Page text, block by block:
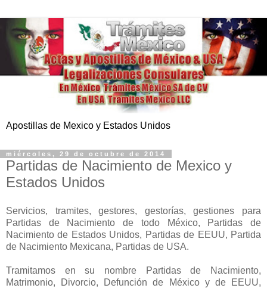
Apostillas de Mexico y Estados Unidos
miércoles, 29 de octubre de 2014
Partidas de Nacimiento de Mexico y
Estados Unidos
Servicios, tramites, gestores, gestorías, gestiones para
Partidas de Nacimiento de todo México, Partidas de
Nacimiento de Estados Unidos, Partidas de EEUU, Partida
de Nacimiento Mexicana, Partidas de USA.
Tramitamos en su nombre Partidas de Nacimiento,
Matrimonio, Divorcio, Defunción de México y de EEUU,